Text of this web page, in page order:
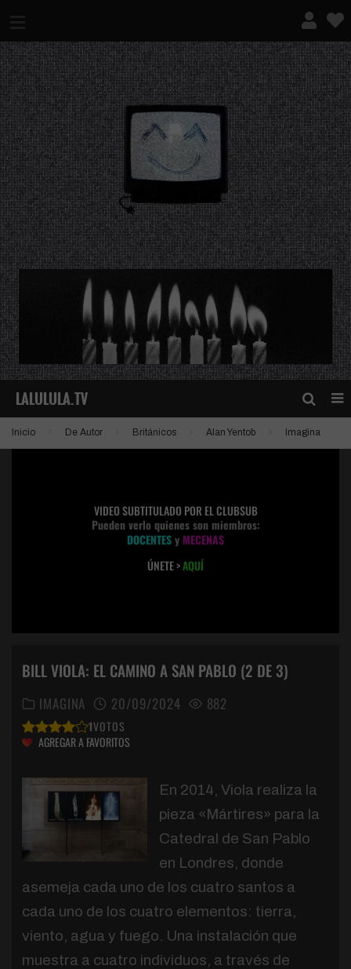
¿QUÉ ES ESTO?
Inicio De Autor Británicos Alan Yentob Imagina
VIDEO SUBTITULADO POR EL CLUBSUB
Pueden verlo quienes son miembros:
DOCENTESy MECENAS
ÚNETE >AQUÍ
BILL VIOLA: EL CAMINO A SAN PABLO (2 DE 3)
IMAGINA 20/09/2024 882
1VOTOS
AGREGAR A FAVORITOS
En 2014, Viola realiza la
pieza «Mártires» para la
Catedral de San Pablo
en Londres, donde
asemeja cada uno de los cuatro santos a
cada uno de los cuatro elementos: tierra,
viento, agua y fuego. Una instalación que
muestra a cuatro individuos, a través de